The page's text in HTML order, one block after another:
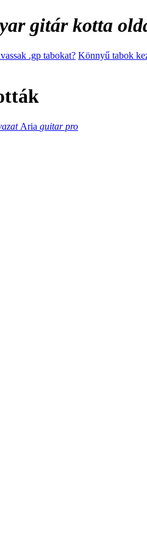
gitár kotta
.gp tabokat? Könnyű tabok
Aria guitar pro